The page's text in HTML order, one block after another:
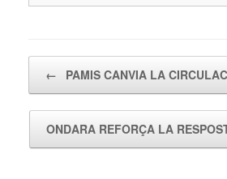
← PAMIS CANVIA LA
ONDARA REFORÇA LA